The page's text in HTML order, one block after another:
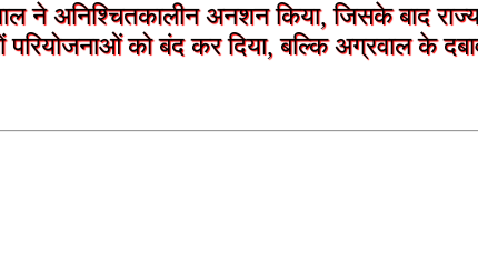
ने अनिश्चितकालीन अनशन किया, जिसके बाद
को बंद कर दिया, बल्कि अग्रवाल के दबाव